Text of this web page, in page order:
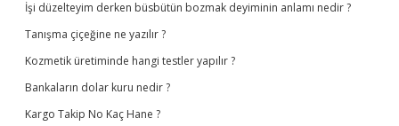
İşi düzelteyim derken büsbütün bozmak deyiminin anlamı nedir ?
Tanışma çiçeğine ne yazılır ?
Kozmetik üretiminde hangi testler yapılır ?
Bankaların dolar kuru nedir ?
Kargo Takip No Kaç Hane ?